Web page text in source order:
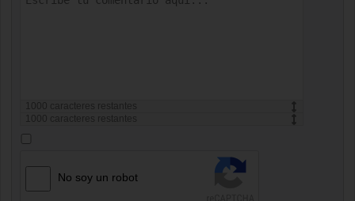
caracteres restantes
caracteres restantes
No soy un robot